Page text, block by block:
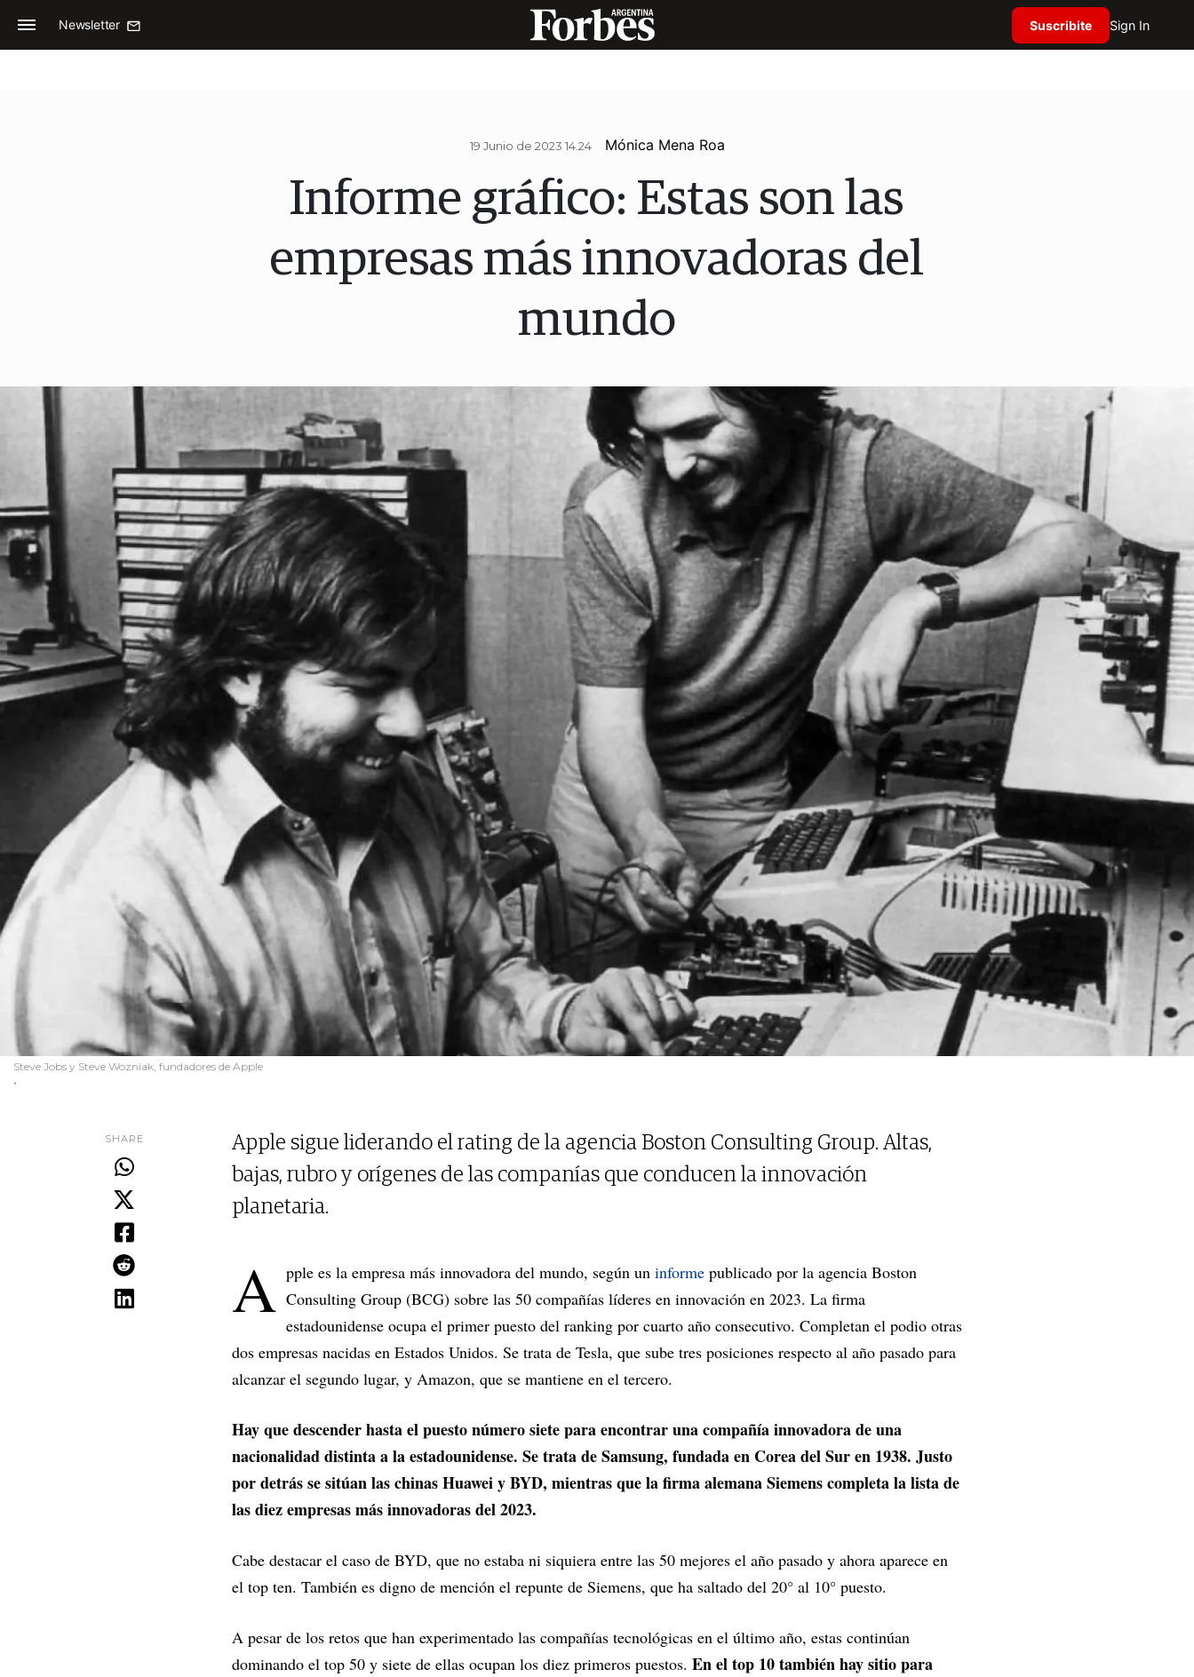
Newsletter Suscribite Sign In
19 Junio de 2023 14.24 Mónica Mena Roa
Informe gráfico: Estas son las
empresas más innovadoras del
mundo
Steve Jobs y Steve Wozniak, fundadores de Apple
.
SHARE
Apple sigue liderando el rating de la agencia Boston Consulting Group. Altas,
bajas, rubro y orígenes de las companías que conducen la innovación
planetaria.
A pple es la empresa más innovadora del mundo, según un informe publicado por la agencia Boston
Consulting Group (BCG) sobre las 50 compañías líderes en innovación en 2023. La firma
estadounidense ocupa el primer puesto del ranking por cuarto año consecutivo. Completan el podio otras
dos empresas nacidas en Estados Unidos. Se trata de Tesla, que sube tres posiciones respecto al año pasado para
alcanzar el segundo lugar, y Amazon, que se mantiene en el tercero.
Hay que descender hasta el puesto número siete para encontrar una compañía innovadora de una
nacionalidad distinta a la estadounidense. Se trata de Samsung, fundada en Corea del Sur en 1938. Justo
por detrás se sitúan las chinas Huawei y BYD, mientras que la firma alemana Siemens completa la lista de
las diez empresas más innovadoras del 2023.
Cabe destacar el caso de BYD, que no estaba ni siquiera entre las 50 mejores el año pasado y ahora aparece en
el top ten. También es digno de mención el repunte de Siemens, que ha saltado del 20° al 10° puesto.
A pesar de los retos que han experimentado las compañías tecnológicas en el último año, estas continúan
dominando el top 50 y siete de ellas ocupan los diez primeros puestos. En el top 10 también hay sitio para